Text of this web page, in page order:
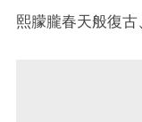
熙朦朧春天般復古